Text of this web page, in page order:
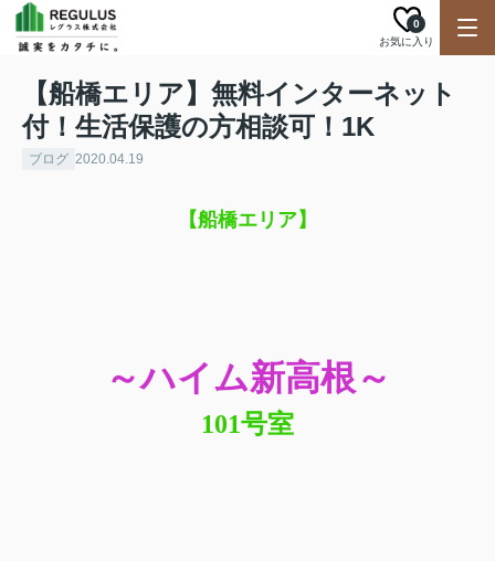
お気に入り
0
【船橋エリア】無料インターネット
付！生活保護の方相談可！1K
ブログ 2020.04.19
【船橋エリア】
～ハイム新高根～
101号室